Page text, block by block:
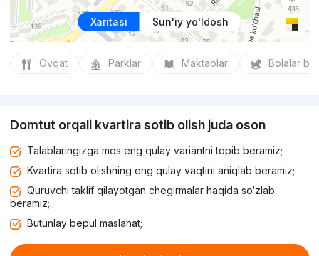
Xaritasi Sun'iy yo'ldosh
Ovqat Parklar Maktablar Bolalar
Domtut orqali kvartira sotib olish juda oson
Talablaringizga mos eng qulay variantni topib beramiz;
Kvartira sotib olishning eng qulay vaqtini aniqlab beramiz;
Quruvchi taklif qilayotgan chegirmalar haqida so‘zlab
beramiz;
Butunlay bepul maslahat;